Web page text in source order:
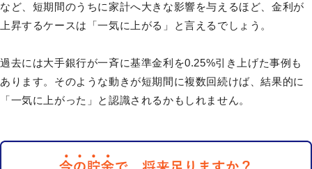
など、短期間のうちに家計へ大きな影響を与えるほど、金利が
上昇するケースは「一気に上がる」と言えるでしょう。
過去には大手銀行が一斉に基準金利を0.25%引き上げた事例も
あります。そのような動きが短期間に複数回続けば、結果的に
「一気に上がった」と認識されるかもしれません。